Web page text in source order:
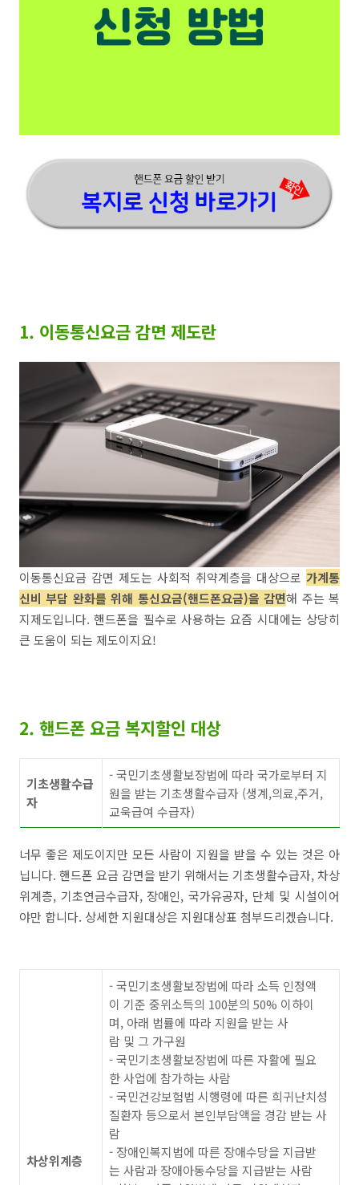
1. 이동통신요금 감면 제도란
이동통신요금 감면 제도는 사회적 취약계층을 대상으로 가계통
신비 부담 완화를 위해 통신요금(핸드폰요금)을 감면해 주는 복
지제도입니다. 핸드폰을 필수로 사용하는 요즘 시대에는 상당히
큰 도움이 되는 제도이지요!
2. 핸드폰 요금 복지할인 대상
기초생활수급
자
- 국민기초생활보장법에 따라 국가로부터 지
원을 받는 기초생활수급자 (생계,의료,주거,
교욱급여 수급자)
너무 좋은 제도이지만 모든 사람이 지원을 받을 수 있는 것은 아
닙니다. 핸드폰 요금 감면을 받기 위해서는 기초생활수급자, 차상
위계층, 기초연금수급자, 장애인, 국가유공자, 단체 및 시설이어
야만 합니다. 상세한 지원대상은 지원대상표 첨부드리겠습니다.
차상위계층
- 국민기초생활보장법에 따라 소득 인정액
이 기준 중위소득의 100분의 50% 이하이
며, 아래 법률에 따라 지원을 받는 사
람 및 그 가구원
- 국민기초생활보장법에 따른 자활에 필요
한 사업에 참가하는 사람
- 국민건강보험법 시행령에 따른 희귀난치성
질환자 등으로서 본인부담액을 경감 받는 사
람
- 장애인복지법에 따른 장애수당을 지급받
는 사람과 장애아동수당을 지급받는 사람